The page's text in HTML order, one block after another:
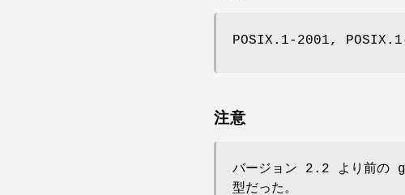
POSIX.1-2001,
注意
バージョン 2.2 より前の
型だった。